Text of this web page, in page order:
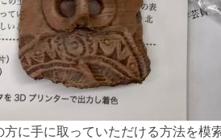
に手に取っていただける方法を模